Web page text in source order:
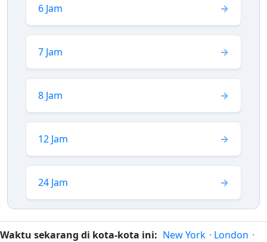
6 Jam
7 Jam
8 Jam
12 Jam
24 Jam
Waktu sekarang di kota-kota ini: New York · London ·